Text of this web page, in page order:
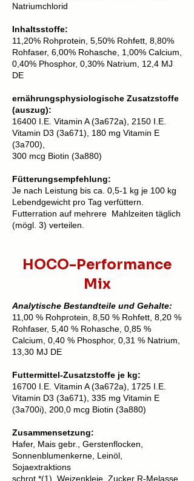
Natriumchlorid
Inhaltsstoffe:
11,20% Rohprotein, 5,50% Rohfett, 8,80%
Rohfaser, 6,00% Rohasche, 1,00% Calcium,
0,40% Phosphor, 0,30% Natrium, 12,4 MJ
DE
ernährungsphysiologische Zusatzstoffe
(auszug):
16400 I.E. Vitamin A (3a672a), 2150 I.E.
Vitamin D3 (3a671), 180 mg Vitamin E
(3a700),
300 mcg Biotin (3a880)
Fütterungsempfehlung:
Je nach Leistung bis ca. 0,5-1 kg je 100 kg
Lebendgewicht pro Tag verfüttern.
Futterration auf mehrere Mahlzeiten täglich
(mögl. 3) verteilen.
HOCO-Performance
Mix
Analytische Bestandteile und Gehalte:
11,00 % Rohprotein, 8,50 % Rohfett, 8,20 %
Rohfaser, 5,40 % Rohasche, 0,85 %
Calcium, 0,40 % Phosphor, 0,31 % Natrium,
13,30 MJ DE
Futtermittel-Zusatzstoffe je kg:
16700 I.E. Vitamin A (3a672a), 1725 I.E.
Vitamin D3 (3a671), 335 mg Vitamin E
(3a700i), 200,0 mcg Biotin (3a880)
Zusammensetzung:
Hafer, Mais gebr., Gerstenflocken,
Sonnenblumenkerne, Leinöl,
Sojaextraktions
schrot *(1), Weizenkleie, Zucker R-Melasse,